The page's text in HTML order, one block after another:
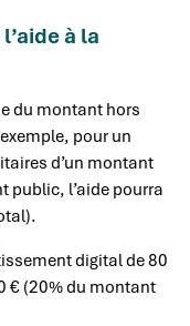
à la
du montant hors
pour un
d’un montant
public, l’aide pourra
digital de 80
€ (20% du montant